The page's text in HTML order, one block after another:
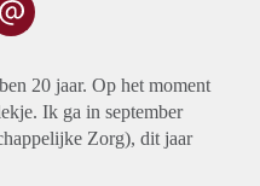
20 jaar. Op het moment
Ik ga in september
Zorg), dit jaar